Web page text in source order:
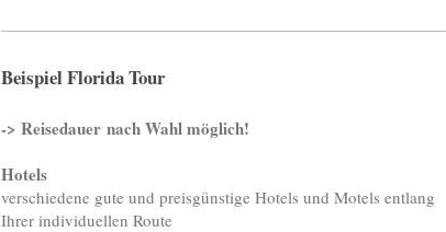
Beispiel Florida Tour
-> Reisedauer nach Wahl möglich!
Hotels
verschiedene gute und preisgünstige Hotels und Motels entlang
Ihrer individuellen Route